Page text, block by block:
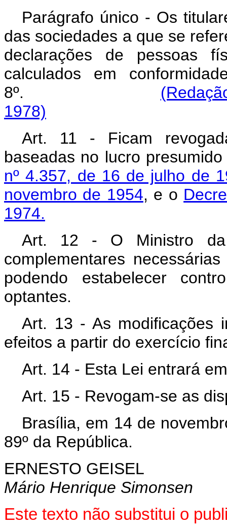
Parágrafo único - Os
das sociedades a que se
declarações de pessoas
calculados em
8º.
1978)
Art. 11 - Ficam
baseadas no lucro
nº 4.357, de 16 de julho de
novembro de 1954, e o
1974.
Art. 12 - O Ministro da
complementares
podendo estabelecer
optantes.
Art. 13 - As modificações
efeitos a partir do exercício
Art. 14 - Esta Lei entrará
Art. 15 - Revogam-se as
Brasília, em 14 de
89º da República.
ERNESTO GEISEL
Mário Henrique Simonsen
Este texto não substitui o